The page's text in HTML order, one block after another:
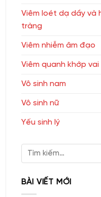
Viêm loét dạ dầy và
tràng
Viêm nhiễm âm đạo
Viêm quanh khớp vai
Vô sinh nam
Vô sinh nữ
Yếu sinh lý
BÀI VIẾT MỚI